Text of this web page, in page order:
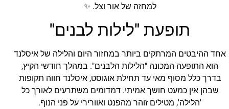
למחזה של אור וצל. ✨
תופעת "לילות לבנים"
אחד ההיבטים המרתקים ביותר במחזור היום והלילה של איסלנד
הוא התופעה המכונה "הלילות הלבנים". במהלך חודשי הקיץ,
בדרך כלל מסוף מאי עד תחילת אוגוסט, איסלנד חווה תקופות
שבהן אין כמעט חושך אמיתי. דמדומים משתרעים לאורך כל
'הלילה', מטילים זוהר מהפנט ואוורירי על פני הנוף.